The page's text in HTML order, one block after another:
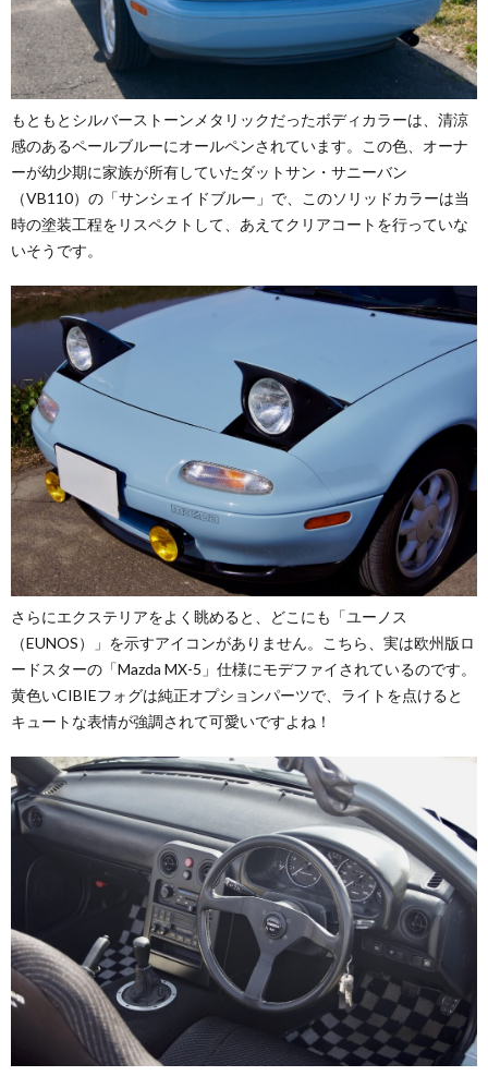
もともとシルバーストーンメタリックだったボディカラーは、清涼
感のあるペールブルーにオールペンされています。この色、オーナ
ーが幼少期に家族が所有していたダットサン・サニーバン
（VB110）の「サンシェイドブルー」で、このソリッドカラーは当
時の塗装工程をリスペクトして、あえてクリアコートを行っていな
いそうです。
さらにエクステリアをよく眺めると、どこにも「ユーノス
（EUNOS）」を示すアイコンがありません。こちら、実は欧州版ロ
ードスターの「Mazda MX-5」仕様にモデファイされているのです。
黄色いCIBIEフォグは純正オプションパーツで、ライトを点けると
キュートな表情が強調されて可愛いですよね！